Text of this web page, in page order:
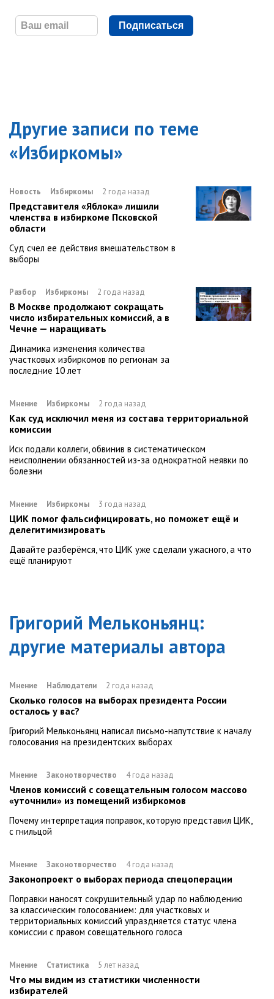
Подписаться
Другие записи по теме
«Избиркомы»
Новость Избиркомы 2 года назад
Представителя «Яблока» лишили
членства в избиркоме Псковской
области
Суд счел ее действия вмешательством в
выборы
Разбор Избиркомы 2 года назад
В Москве продолжают сокращать
число избирательных комиссий, а в
Чечне — наращивать
Динамика изменения количества
участковых избиркомов по регионам за
последние 10 лет
Мнение Избиркомы 2 года назад
Как суд исключил меня из состава территориальной
комиссии
Иск подали коллеги, обвинив в систематическом
неисполнении обязанностей из-за однократной неявки по
болезни
Мнение Избиркомы 3 года назад
ЦИК помог фальсифицировать, но поможет ещё и
делегитимизировать
Давайте разберёмся, что ЦИК уже сделали ужасного, а что
ещё планируют
Григорий Мельконьянц:
другие материалы автора
Мнение Наблюдатели 2 года назад
Сколько голосов на выборах президента России
осталось у вас?
Григорий Мельконьянц написал письмо-напутствие к началу
голосования на президентских выборах
Мнение Законотворчество 4 года назад
Членов комиссий с совещательным голосом массово
«уточнили» из помещений избиркомов
Почему интерпретация поправок, которую представил ЦИК,
с гнильцой
Мнение Законотворчество 4 года назад
Законопроект о выборах периода спецоперации
Поправки наносят сокрушительный удар по наблюдению
за классическим голосованием: для участковых и
территориальных комиссий упраздняется статус члена
комиссии с правом совещательного голоса
Мнение Статистика 5 лет назад
Что мы видим из статистики численности
избирателей